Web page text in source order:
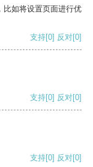
比如将设置页面进行优
支持[0] 反对[0]
支持[0] 反对[0]
支持[0] 反对[0]